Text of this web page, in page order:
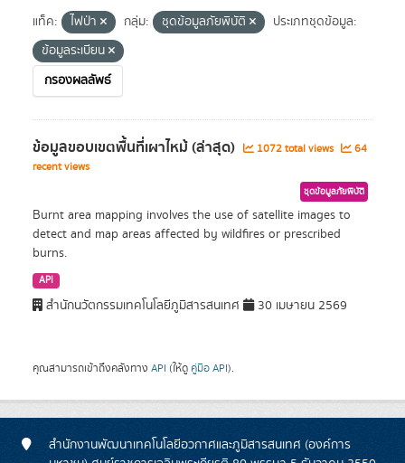
แท็ค: ไฟป่า กลุ่ม: ชุดข้อมูลภัยพิบัติ
ประเภทชุดข้อมูล:
ข้อมูลระเบียน
กรองผลลัพธ์
ข้อมูลขอบเขตพื้นที่เผาไหม้ (ล่าสุด) 1072 total views
64
recent views
ชุดข้อมูลภัยพิบัติ
Burnt area mapping involves the use of satellite images to
detect and map areas affected by wildfires or prescribed
burns.
API
สำนักนวัตกรรมเทคโนโลยีภูมิสารสนเทศ 30 เมษายน 2569
คุณสามารถเข้าถึงคลังทาง API (ให้ดู คู่มือ API).
สำนักงานพัฒนาเทคโนโลยีอวกาศและภูมิสารสนเทศ (องค์การ